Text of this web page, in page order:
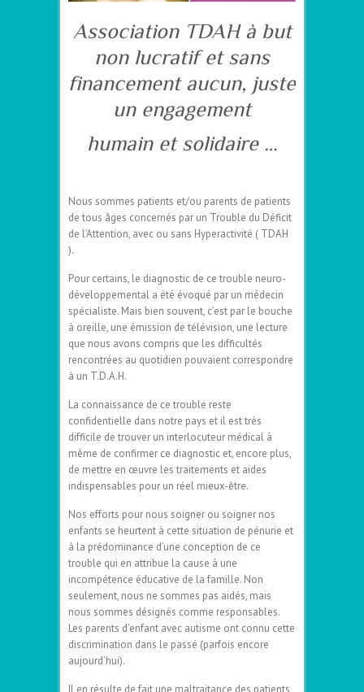
Association TDAH à but
non lucratif et sans
financement aucun, juste
un engagement
humain et solidaire …
Nous sommes patients et/ou parents de patients
de tous âges concernés par un Trouble du Déficit
de l’Attention, avec ou sans Hyperactivité ( TDAH
).
Pour certains, le diagnostic de ce trouble neuro-
développemental a été évoqué par un médecin
spécialiste. Mais bien souvent, c’est par le bouche
à oreille, une émission de télévision, une lecture
que nous avons compris que les difficultés
rencontrées au quotidien pouvaient correspondre
à un T.D.A.H.
La connaissance de ce trouble reste
confidentielle dans notre pays et il est très
difficile de trouver un interlocuteur médical à
même de confirmer ce diagnostic et, encore plus,
de mettre en œuvre les traitements et aides
indispensables pour un réel mieux-être.
Nos efforts pour nous soigner ou soigner nos
enfants se heurtent à cette situation de pénurie et
à la prédominance d’une conception de ce
trouble qui en attribue la cause à une
incompétence éducative de la famille. Non
seulement, nous ne sommes pas aidés, mais
nous sommes désignés comme responsables.
Les parents d’enfant avec autisme ont connu cette
discrimination dans le passé (parfois encore
aujourd’hui).
Il en résulte de fait une maltraitance des patients